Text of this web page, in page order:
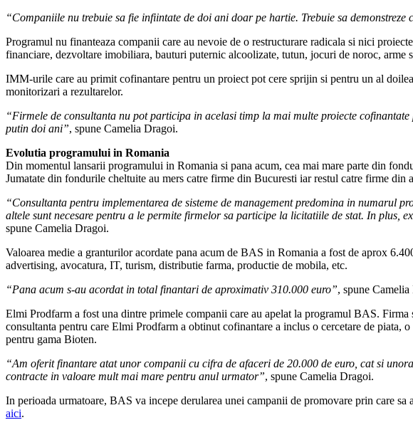
“Companiile nu trebuie sa fie infiintate de doi ani doar pe hartie. Trebuie sa
Programul nu finanteaza companii care au nevoie de o restructurare radicala si nici
financiare, dezvoltare imobiliara, bauturi puternic alcoolizate, tutun, jocuri de noroc, arme
IMM-urile care au primit cofinantare pentru un proiect pot cere sprijin si pentru un al
monitorizari a rezultarelor.
“Firmele de consultanta nu pot participa in acelasi timp la mai multe proiecte
putin doi ani”, spune Camelia Dragoi.
Evolutia programului in Romania
Din momentul lansarii programului in Romania si pana acum, cea mai mare parte din
Jumatate din fondurile cheltuite au mers catre firme din Bucuresti iar restul catre firme din
“Consultanta pentru implementarea de sisteme de management predomina in numarul
altele sunt necesare pentru a le permite firmelor sa participe la licitatiile de stat. In plus,
spune Camelia Dragoi.
Valoarea medie a granturilor acordate pana acum de BAS in Romania a fost de aprox
advertising, avocatura, IT, turism, distributie farma, productie de mobila, etc.
“Pana acum s-au acordat in total finantari de aproximativ 310.000 euro”, spune
Elmi Prodfarm a fost una dintre primele companii care au apelat la programul BAS.
consultanta pentru care Elmi Prodfarm a obtinut cofinantare a inclus o cercetare de
pentru gama Bioten.
“Am oferit finantare atat unor companii cu cifra de afaceri de 20.000 de euro, cat si
contracte in valoare mult mai mare pentru anul urmator”, spune Camelia Dragoi.
In perioada urmatoare, BAS va incepe derularea unei campanii de promovare prin care
aici.